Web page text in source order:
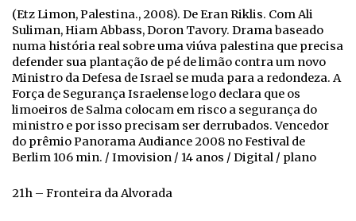
(Etz Limon, Palestina., 2008). De Eran Riklis. Com Ali
Suliman, Hiam Abbass, Doron Tavory. Drama baseado
numa história real sobre uma viúva palestina que precisa
defender sua plantação de pé de limão contra um novo
Ministro da Defesa de Israel se muda para a redondeza. A
Força de Segurança Israelense logo declara que os
limoeiros de Salma colocam em risco a segurança do
ministro e por isso precisam ser derrubados. Vencedor
do prêmio Panorama Audiance 2008 no Festival de
Berlim 106 min. / Imovision / 14 anos / Digital / plano
21h – Fronteira da Alvorada